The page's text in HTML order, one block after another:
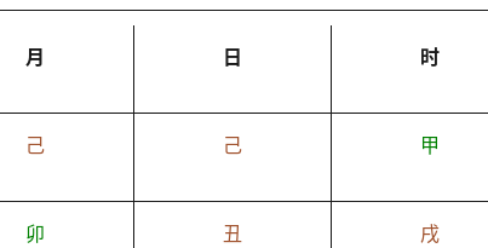
月 日 时
己 己 甲
卯 丑 戌